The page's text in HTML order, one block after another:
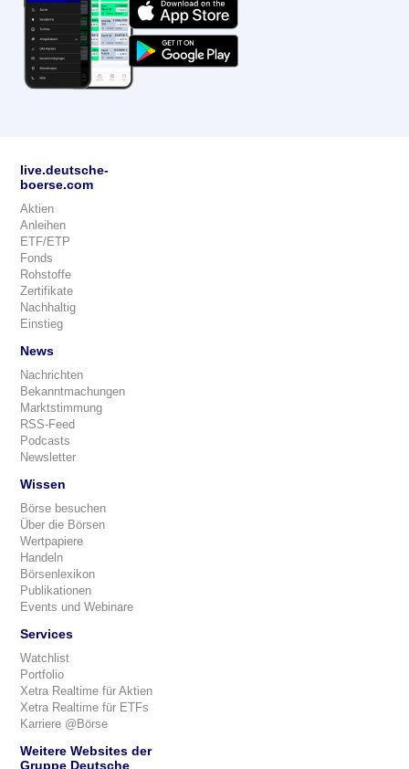
live.deutsche-
boerse.com
Aktien
Anleihen
ETF/ETP
Fonds
Rohstoffe
Zertifikate
Nachhaltig
Einstieg
News
Nachrichten
Bekanntmachungen
Marktstimmung
RSS-Feed
Podcasts
Newsletter
Wissen
Börse besuchen
Über die Börsen
Wertpapiere
Handeln
Börsenlexikon
Publikationen
Events und Webinare
Services
Watchlist
Portfolio
Xetra Realtime für Aktien
Xetra Realtime für ETFs
Karriere @Börse
Weitere Websites der
Gruppe Deutsche